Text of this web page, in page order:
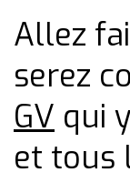
Allez
serez
GV qui
et tous